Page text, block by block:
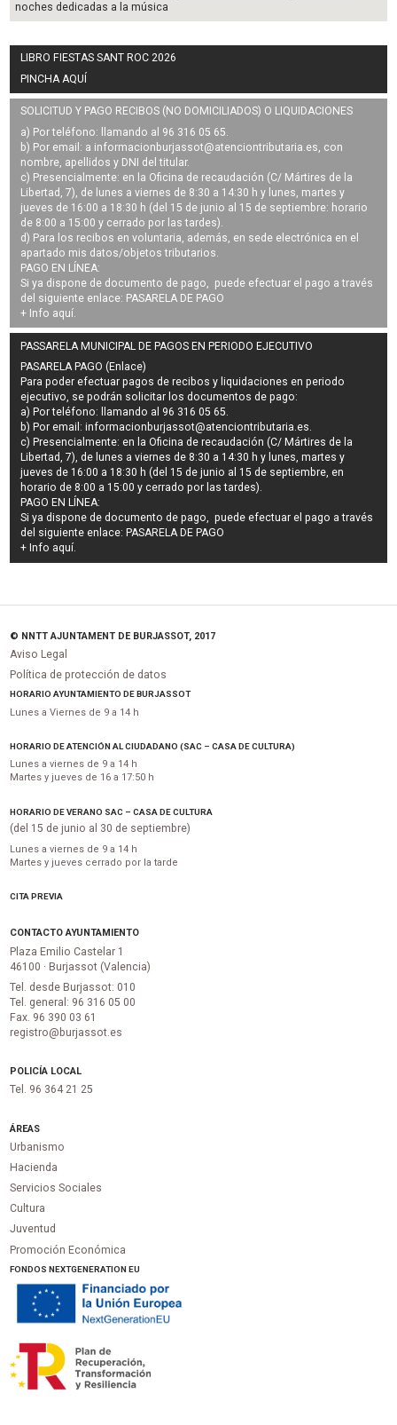
noches dedicadas a la música
LIBRO FIESTAS SANT ROC 2026
PINCHA AQUÍ
SOLICITUD Y PAGO RECIBOS (NO DOMICILIADOS) O LIQUIDACIONES
a) Por teléfono: llamando al 96 316 05 65.
b) Por email: a informacionburjassot@atenciontributaria.es, con
nombre, apellidos y DNI del titular.
c) Presencialmente: en la Oficina de recaudación (C/ Mártires de la
Libertad, 7), de lunes a viernes de 8:30 a 14:30 h y lunes, martes y
jueves de 16:00 a 18:30 h (del 15 de junio al 15 de septiembre: horario
de 8:00 a 15:00 y cerrado por las tardes).
d) Para los recibos en voluntaria, además, en sede electrónica en el
apartado mis datos/objetos tributarios.
PAGO EN LÍNEA:
Si ya dispone de documento de pago, puede efectuar el pago a través
del siguiente enlace: PASARELA DE PAGO
+ Info aquí.
PASSARELA MUNICIPAL DE PAGOS EN PERIODO EJECUTIVO
PASARELA PAGO (Enlace)
Para poder efectuar pagos derecibos y liquidaciones en periodo
ejecutivo, se podrán solicitar los documentos de pago:
a) Por teléfono: llamando al 96 316 05 65.
b) Por email:informacionburjassot@atenciontributaria.es.
c) Presencialmente: en la Oficina de recaudación (C/ Mártires de la
Libertad, 7), de lunes a viernes de 8:30 a 14:30 h y lunes, martes y
jueves de 16:00 a 18:30 h (del 15 de junio al 15 de septiembre, en
horario de 8:00 a 15:00 y cerrado por las tardes).
PAGO EN LÍNEA:
Si ya dispone de documento de pago, puede efectuar el pago a través
del siguiente enlace: PASARELA DE PAGO
+ Info aquí.
© NNTT AJUNTAMENT DE BURJASSOT, 2017
Aviso Legal
Política de protección de datos
HORARIO AYUNTAMIENTO DE BURJASSOT
Lunes a Viernes de 9 a 14 h
HORARIO DE ATENCIÓN AL CIUDADANO (SAC – CASA DE CULTURA)
Lunes a viernes de 9 a 14 h
Martes y jueves de 16 a 17:50 h
HORARIO DE VERANO SAC – CASA DE CULTURA
(del 15 de junio al 30 de septiembre)
Lunes a viernes de 9 a 14 h
Martes y jueves cerrado por la tarde
CITA PREVIA
CONTACTO AYUNTAMIENTO
Plaza Emilio Castelar 1
46100 · Burjassot (Valencia)
Tel. desde Burjassot: 010
Tel. general: 96 316 05 00
Fax. 96 390 03 61
registro@burjassot.es
POLICÍA LOCAL
Tel. 96 364 21 25
ÁREAS
Urbanismo
Hacienda
Servicios Sociales
Cultura
Juventud
Promoción Económica
FONDOS NEXTGENERATION EU